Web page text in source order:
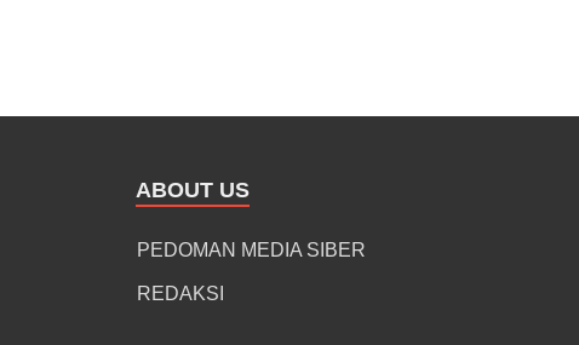
ABOUT US
PEDOMAN MEDIA SIBER
REDAKSI